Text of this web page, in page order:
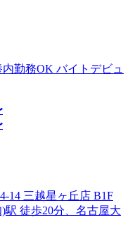
勤務OK バイトデビュ
14 三越星ヶ丘店 B1F
駅 徒歩20分、名古屋大